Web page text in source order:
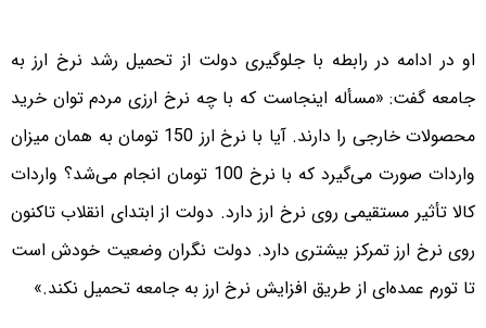
او در ادامه در رابطه با جلوگیری دولت از تحمیل رشد نرخ ارز به
جامعه گفت: «مسأله اینجاست که با چه نرخ ارزی مردم توان خرید
محصولات خارجی را دارند. آیا با نرخ ارز 150 تومان به همان میزان
واردات صورت می‌گیرد که با نرخ 100 تومان انجام می‌شد؟ واردات
کالا تأثیر مستقیمی روی نرخ ارز دارد. دولت از ابتدای انقلاب تاکنون
روی نرخ ارز تمرکز بیشتری دارد. دولت نگران وضعیت خودش است
تا تورم عمده‌ای از طریق افزایش نرخ ارز به جامعه تحمیل نکند.»